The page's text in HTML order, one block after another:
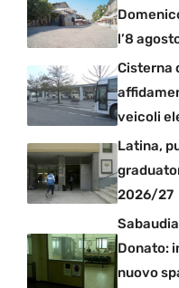
l’8
Cisterna
veicoli
Latina,
2026/27
Donato:
nuovo